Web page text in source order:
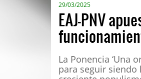
29/03/2025
EAJ-PNV
La Ponencia ‘Una
para seguir